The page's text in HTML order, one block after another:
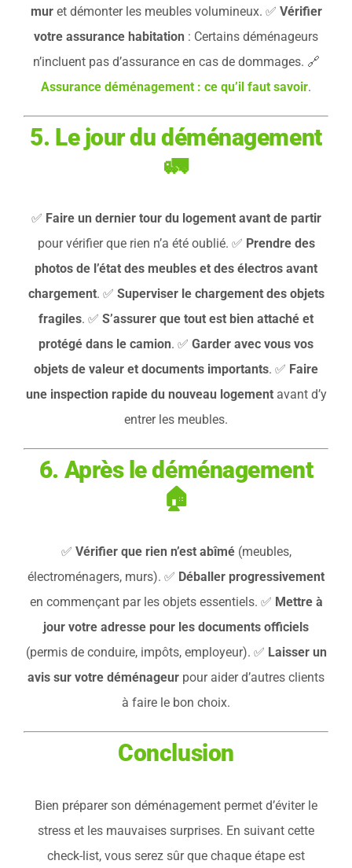
muret démonter les meubles volumineux. ✅ Vérifier
votre assurance habitation : Certains déménageurs
n’incluent pas d’assurance en cas de dommages. 🔗
Assurance déménagement : ce qu’il faut savoir.
5. Le jour du déménagement
🚛
✅ Faire un dernier tour du logement avant de partir
pour vérifier que rien n’a été oublié. ✅ Prendre des
photos de l’état des meubles et des électros avant
chargement. ✅ Superviser le chargement des objets
fragiles. ✅ S’assurer que tout est bien attaché et
protégé dans le camion. ✅ Garder avec vous vos
objets de valeur et documents importants. ✅ Faire
une inspection rapide du nouveau logementavant d’y
entrer les meubles.
6. Après le déménagement
🏠
✅ Vérifier que rien n’est abîmé(meubles,
électroménagers, murs). ✅ Déballer progressivement
en commençant par les objets essentiels. ✅ Mettre à
jour votre adresse pour les documents officiels
(permis de conduire, impôts, employeur). ✅ Laisser un
avis sur votre déménageur pour aider d’autres clients
à faire le bon choix.
Conclusion
Bien préparer son déménagement permet d’éviter le
stress et les mauvaises surprises. En suivant cette
check-list, vous serez sûr que chaque étape est